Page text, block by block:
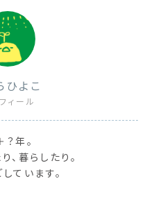
ひよこ
ィール
年。
、暮らしたり。
ています。